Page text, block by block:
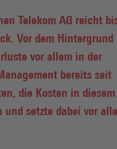
Telekom AG reicht
Vor dem Hintergrund
vor allem in der
bereits seit
die Kosten in diesem
setzte dabei vor